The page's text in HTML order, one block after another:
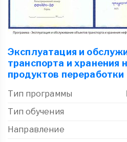
Эксплуатация и
транспорта и хранения
продуктов переработки
Тип программы
Тип обучения
Направление